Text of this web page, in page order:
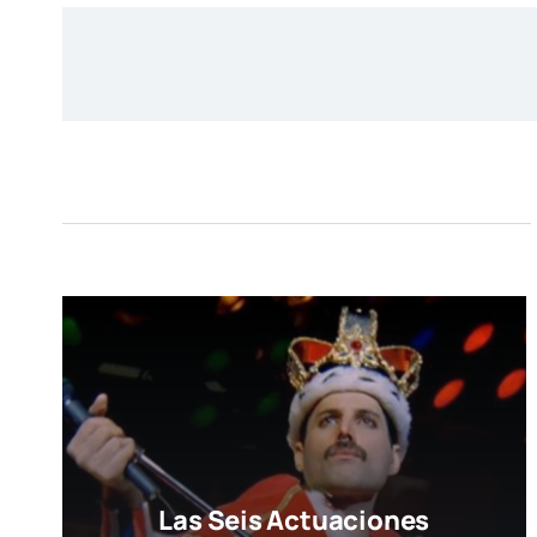
Las Seis Actuaciones